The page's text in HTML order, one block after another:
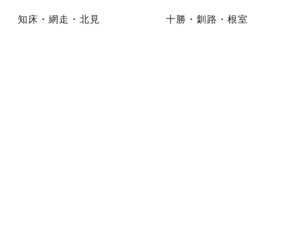
知床・網走・北見 十勝・釧路・根室